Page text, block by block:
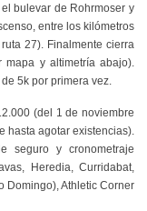
bulevar de Rohrmoser y
entre los kilómetros
27). Finalmente cierra
y altimetría abajo).
5k por primera vez.
(del 1 de noviembre
hasta agotar existencias).
seguro y cronometraje
Heredia, Curridabat,
Domingo), Athletic Corner